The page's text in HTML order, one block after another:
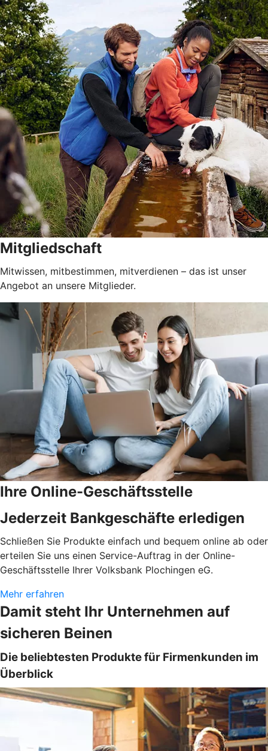
Mitgliedschaft
Mitwissen, mitbestimmen, mitverdienen – das ist unser
Angebot an unsere Mitglieder.
Ihre Online-Geschäftsstelle
Jederzeit Bankgeschäfte erledigen
Schließen Sie Produkte einfach und bequem online ab oder
erteilen Sie uns einen Service-Auftrag in der Online-
Geschäftsstelle Ihrer Volksbank Plochingen eG.
Mehr erfahren
Damit steht Ihr Unternehmen auf
sicheren Beinen
Die beliebtesten Produkte für Firmenkunden im
Überblick